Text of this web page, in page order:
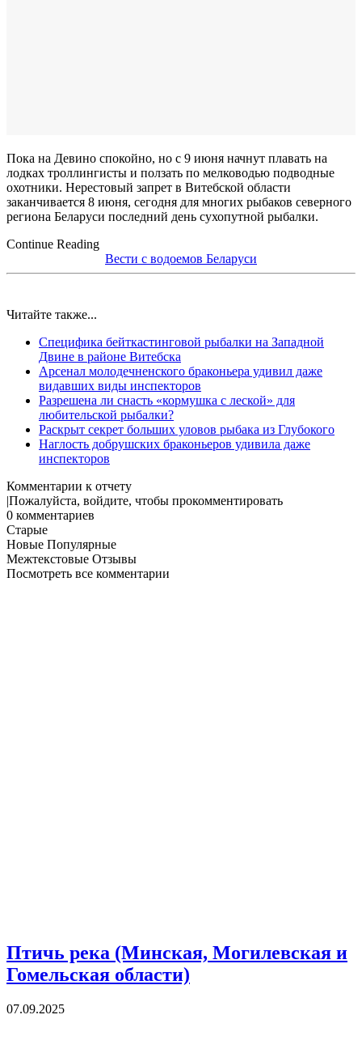
Пока на Девино спокойно, но с 9 июня начнут плавать на
лодках троллингисты и ползать по мелководью подводные
охотники. Нерестовый запрет в Витебской области
заканчивается 8 июня, сегодня для многих рыбаков северного
региона Беларуси последний день сухопутной рыбалки.
Continue Reading
Вести с водоемов Беларуси
Читайте также...
Специфика бейткастинговой рыбалки на Западной
Двине в районе Витебска
Арсенал молодечненского браконьера удивил даже
видавших виды инспекторов
Разрешена ли снасть «кормушка с леской» для
любительской рыбалки?
Раскрыт секрет больших уловов рыбака из Глубокого
Наглость добрушских браконьеров удивила даже
инспекторов
Комментарии к отчету
Пожалуйста, войдите, чтобы прокомментировать
0 комментариев
Старые
Новые Популярные
Межтекстовые Отзывы
Посмотреть все комментарии
Птичь река (Минская, Могилевская и
Гомельская области)
07.09.2025